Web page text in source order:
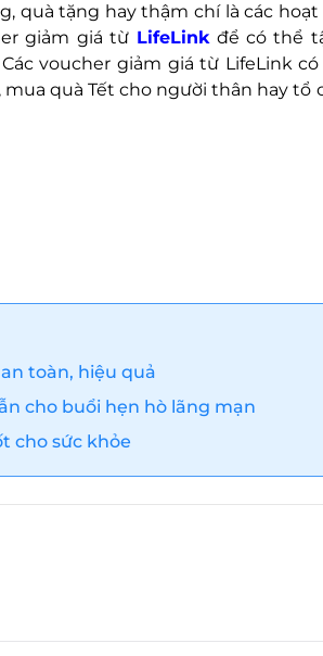
quà tặng hay thậm chí là các
giảm giá từ LifeLinkđể có thể
voucher giảm giá từ LifeLink
quà Tết cho người thân hay tổ
toàn, hiệu quả
cho buổi hẹn hò lãng mạn
cho sức khỏe